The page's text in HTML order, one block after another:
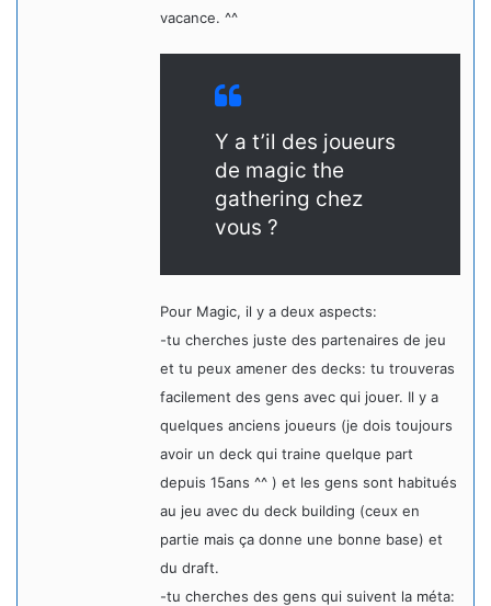
vacance. ^^
Y a t’il des joueurs
de magic the
gathering chez
vous ?
Pour Magic, il y a deux aspects:
-tu cherches juste des partenaires de jeu
et tu peux amener des decks: tu trouveras
facilement des gens avec qui jouer. Il y a
quelques anciens joueurs (je dois toujours
avoir un deck qui traine quelque part
depuis 15ans ^^ ) et les gens sont habitués
au jeu avec du deck building (ceux en
partie mais ça donne une bonne base) et
du draft.
-tu cherches des gens qui suivent la méta: